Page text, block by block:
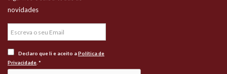
novidades
Declaro que li e aceito aPolítica de
Privacidade . *